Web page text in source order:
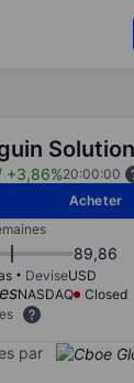
+3,86%20:00:00
Acheter
89,86
DeviseUSD
NASDAQ
Closed
par